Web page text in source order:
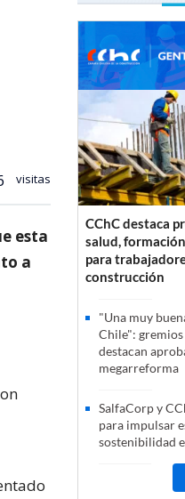
visitas
esta
a
CChC destaca
salud,
para
construcción
"Una muy
Chile":
destacan
megarreforma
SalfaCorp y
para impulsar
sostenibilidad